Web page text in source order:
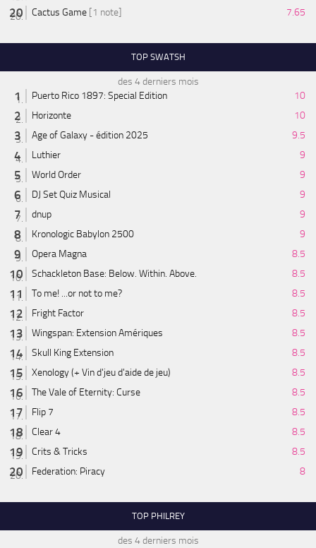
Cactus Game [1 note] 7.65
TOP SWATSH
des 4 derniers mois
Puerto Rico 1897: Special Edition
10
Horizonte
10
Age of Galaxy - édition 2025
9.5
Luthier
9
World Order
9
DJ Set Quiz Musical
9
dnup
9
Kronologic Babylon 2500
9
Opera Magna
8.5
Schackleton Base: Below. Within. Above.
8.5
To me! ...or not to me?
8.5
Fright Factor
8.5
Wingspan: Extension Amériques
8.5
Skull King Extension
8.5
Xenology (+ Vin d'jeu d'aide de jeu)
8.5
The Vale of Eternity: Curse
8.5
Flip 7
8.5
Clear 4
8.5
Crits & Tricks
8.5
Federation: Piracy
8
TOP PHILREY
des 4 derniers mois